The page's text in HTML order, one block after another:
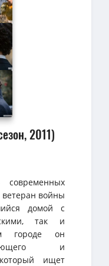
2011)
современных
войны
домой с
так и
городе он
и
ищет